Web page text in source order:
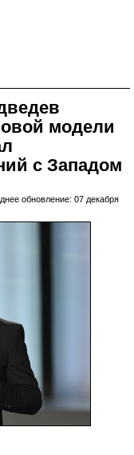
модели
с Западом
обновление: 07 декабря